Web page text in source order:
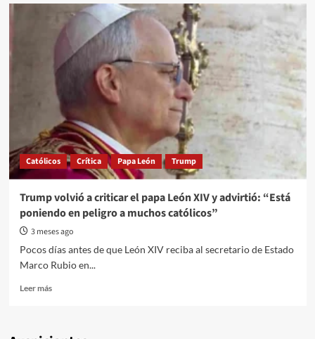
Católicos Crítica Papa León Trump
Trump volvió a criticar el papa León XIV y advirtió: “Está
poniendo en peligro a muchos católicos”
3 meses ago
Pocos días antes de que León XIV reciba al secretario de Estado
Marco Rubio en...
Leer másRead